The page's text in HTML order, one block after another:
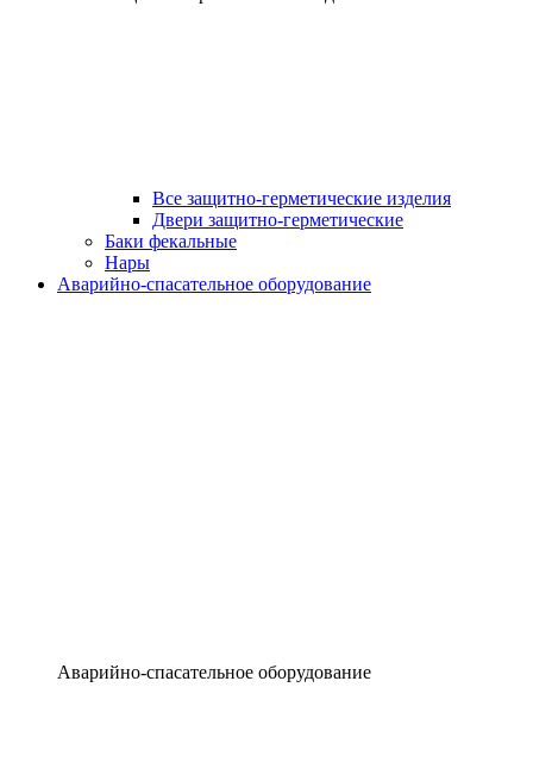
Все защитно-герметические изделия
Двери защитно-герметические
Баки фекальные
Нары
Аварийно-спасательное оборудование
Аварийно-спасательное оборудование